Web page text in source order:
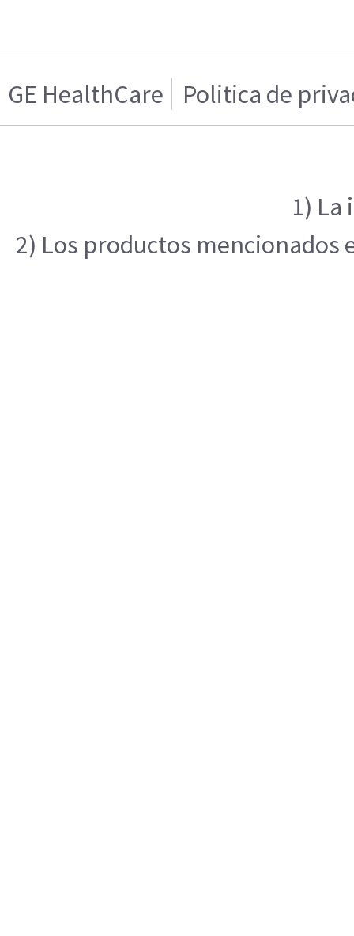
GE HealthCare Politica de
1)
2) Los productos mencionados